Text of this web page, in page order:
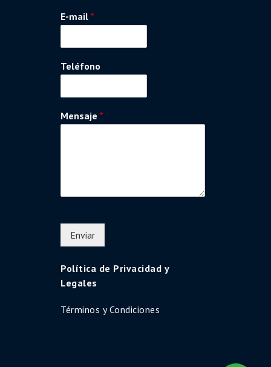
E-mail *
Teléfono
Mensaje *
Enviar
Política de Privacidad y
Legales
Términos y Condiciones